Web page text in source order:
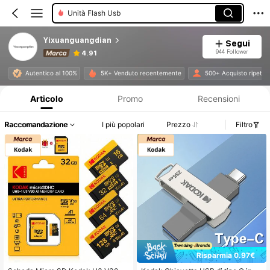
Schede Di Memoria
Yixuanguangdian
4.91
Segui
944 Follower
Autentico al 100% 5K+ Venduto recentemente 500+ Acquisto Informazioni sul prodotto: Comunicazione del prezzo, dettagli su vendite e disponibilità.
Articolo Promo Recensioni
Raccomandazione I più popolari Prezzo Filtro
Risparmia 0.97€